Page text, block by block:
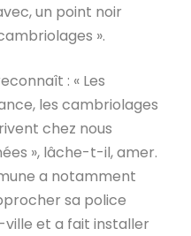
un point noir
».
: « Les
les cambriolages
chez nous
», lâche-t-il, amer.
a notamment
sa police
et a fait installer